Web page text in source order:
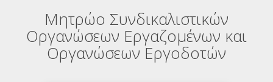
Μητρώο Συνδικαλιστικών
Οργανώσεων Εργαζομένων και
Οργανώσεων Εργοδοτών